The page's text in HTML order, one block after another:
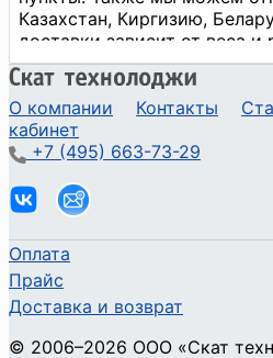
О компании Контакты
кабинет
+7 (495) 663-73-29
Оплата
Прайс
Доставка и возврат
© 2006–2026 ООО «Скат